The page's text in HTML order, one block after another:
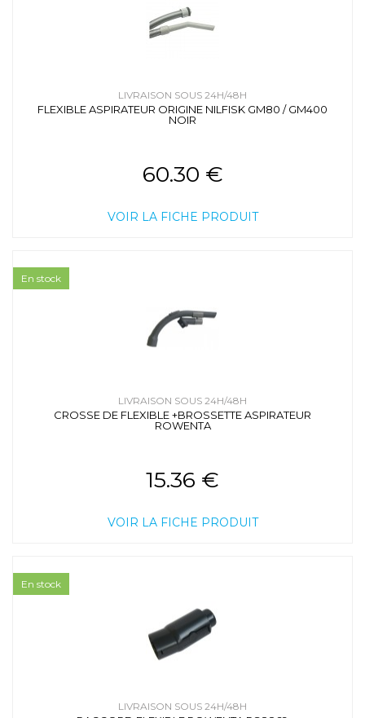
LIVRAISON SOUS 24H/48H
FLEXIBLE ASPIRATEUR ORIGINE NILFISK GM80 / GM400
NOIR
60.30 €
VOIR LA FICHE PRODUIT
LIVRAISON SOUS 24H/48H
CROSSE DE FLEXIBLE +BROSSETTE ASPIRATEUR
ROWENTA
15.36 €
VOIR LA FICHE PRODUIT
En stock
LIVRAISON SOUS 24H/48H
En stock